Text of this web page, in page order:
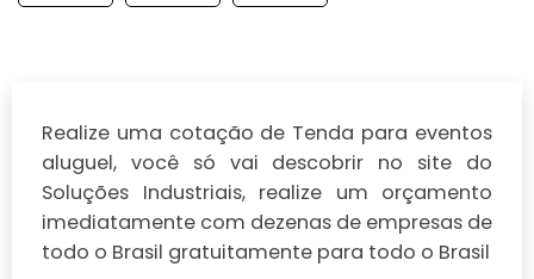
Realize uma cotação de Tenda para eventos
aluguel, você só vai descobrir no site do
Soluções Industriais, realize um orçamento
imediatamente com dezenas de empresas de
todo o Brasil gratuitamente para todo o Brasil